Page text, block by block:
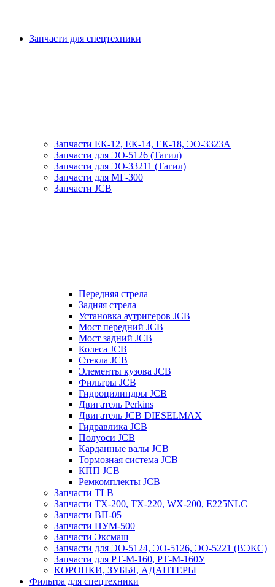
Запчасти для спецтехники
Запчасти ЕК-12, ЕК-14, ЕК-18, ЭО-3323А
Запчасти для ЭО-5126 (Тагил)
Запчасти для ЭО-33211 (Тагил)
Запчасти для МГ-300
Запчасти JCB
Передняя стрела
Задняя стрела
Установка аутригеров JCB
Мост передний JCB
Мост задний JCB
Колеса JCB
Стекла JCB
Элементы кузова JCB
Фильтры JCB
Гидроцилиндры JCB
Двигатель Perkins
Двигатель JCB DIESELMAX
Гидравлика JCB
Полуоси JCB
Карданные валы JCB
Тормозная система JCB
КПП JCB
Ремкомплекты JCB
Запчасти TLB
Запчасти TX-200, TX-220, WX-200, E225NLC
Запчасти ВП-05
Запчасти ПУМ-500
Запчасти Эксмаш
Запчасти для ЭО-5124, ЭО-5126, ЭО-5221 (ВЭКС)
Запчасти для РТ-М-160, РТ-М-160У
КОРОНКИ, ЗУБЬЯ, АДАПТЕРЫ
Фильтра для спецтехники